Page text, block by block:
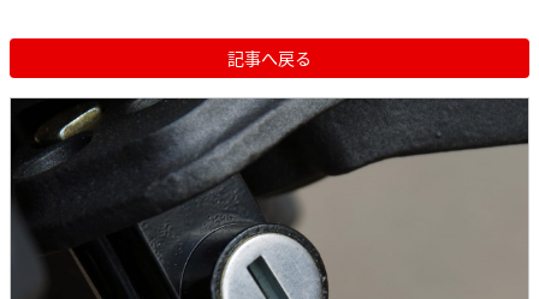
記事へ戻る